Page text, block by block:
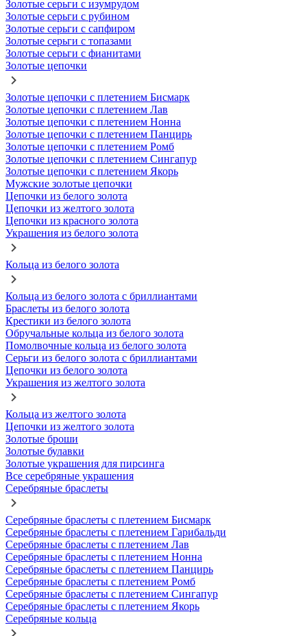
Золотые серьги с изумрудом
Золотые серьги с рубином
Золотые серьги с сапфиром
Золотые серьги с топазами
Золотые серьги с фианитами
Золотые цепочки
Золотые цепочки с плетением Бисмарк
Золотые цепочки с плетением Лав
Золотые цепочки с плетением Нонна
Золотые цепочки с плетением Панцирь
Золотые цепочки с плетением Ромб
Золотые цепочки с плетением Сингапур
Золотые цепочки с плетением Якорь
Мужские золотые цепочки
Цепочки из белого золота
Цепочки из желтого золота
Цепочки из красного золота
Украшения из белого золота
Кольца из белого золота
Кольца из белого золота с бриллиантами
Браслеты из белого золота
Крестики из белого золота
Обручальные кольца из белого золота
Помолвочные кольца из белого золота
Серьги из белого золота с бриллиантами
Цепочки из белого золота
Украшения из желтого золота
Кольца из желтого золота
Цепочки из желтого золота
Золотые броши
Золотые булавки
Золотые украшения для пирсинга
Все серебряные украшения
Серебряные браслеты
Серебряные браслеты с плетением Бисмарк
Серебряные браслеты с плетением Гарибальди
Серебряные браслеты с плетением Лав
Серебряные браслеты с плетением Нонна
Серебряные браслеты с плетением Панцирь
Серебряные браслеты с плетением Ромб
Серебряные браслеты с плетением Сингапур
Серебряные браслеты с плетением Якорь
Серебряные кольца